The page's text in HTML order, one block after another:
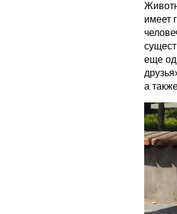
имеет
еще
а